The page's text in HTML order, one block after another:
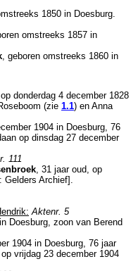
1850 in Doesburg.
omstreeks 1857 in
, geboren omstreeks 1860 in
donderdag 4 december 1828
(zie 1.1) en Anna
1904 in Doesburg, 76
op dinsdag 27 december
111
, 31 jaar oud, op
Gelders Archief].
Aktenr. 5
Doesburg, zoon van Berend
1904 in Doesburg, 76 jaar
vrijdag 23 december 1904